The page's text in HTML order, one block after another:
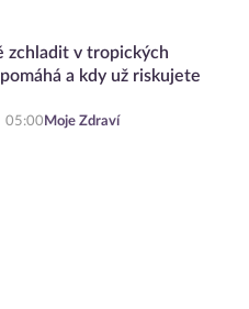
zchladit v tropických
a kdy už riskujete
05:00 Moje Zdraví